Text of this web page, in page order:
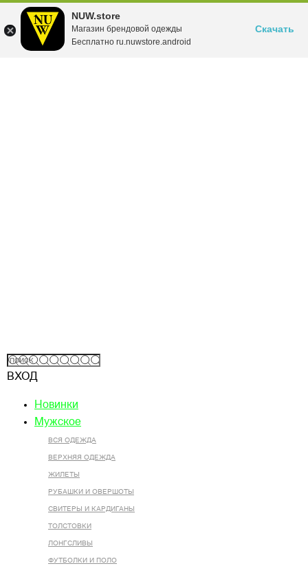
NUW.store
Магазин брендовой одежды
Бесплатно ru.nuwstore.android
Скачать
ВХОД
Новинки
Мужское
ВСЯ ОДЕЖДА
ВЕРХНЯЯ ОДЕЖДА
ЖИЛЕТЫ
РУБАШКИ И ОВЕРШОТЫ
СВИТЕРЫ И КАРДИГАНЫ
ТОЛСТОВКИ
ЛОНГСЛИВЫ
ФУТБОЛКИ И ПОЛО